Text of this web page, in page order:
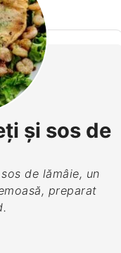
şi sos de
de lămâie, un
preparat